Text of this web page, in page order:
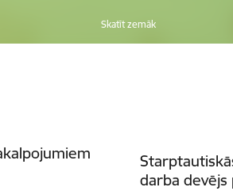
Skatīt zemāk
darba